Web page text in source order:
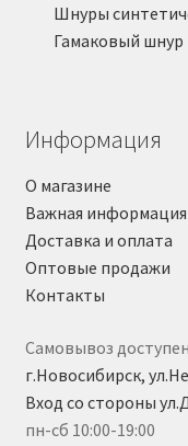
Шнуры
Гамаковый шнур
Информация
О магазине
Важная информация
Доставка и оплата
Оптовые продажи
Контакты
Самовывоз
г.Новосибирск,
Вход со стороны
пн-сб 10:00-19:00